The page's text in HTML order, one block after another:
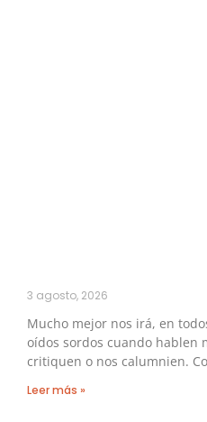
3 agosto, 2026
Mucho mejor nos irá, en
oídos sordos cuando hablen
critiquen o nos calumnien.
Leer más »